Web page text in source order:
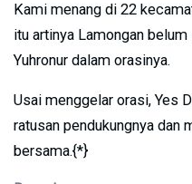
Kami menang di 22
itu artinya Lamongan
Yuhronur dalam orasinya.
Usai menggelar orasi, Yes
ratusan pendukungnya dan
bersama.{*}